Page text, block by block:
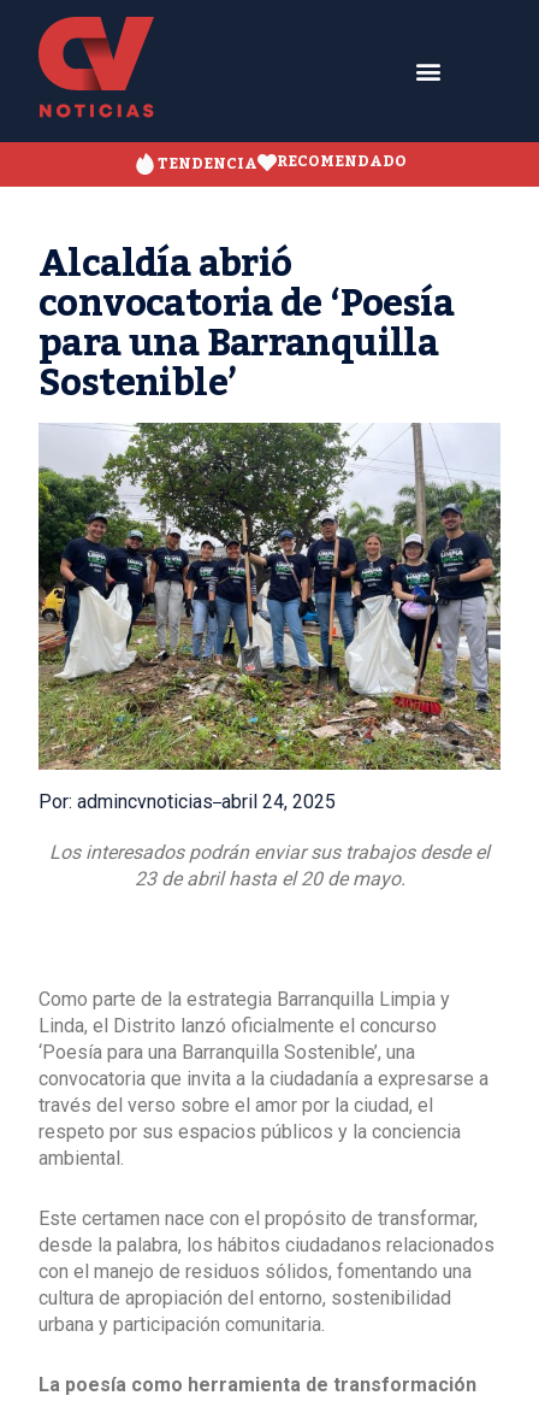
TENDENCIA RECOMENDADO
Alcaldía abrió
convocatoria de ‘Poesía
para una Barranquilla
Sostenible’
Por: admincvnoticias abril 24, 2025
Los interesados podrán enviar sus trabajos desde el
23 de abril hasta el 20 de mayo.
Como parte de la estrategia Barranquilla Limpia y
Linda, el Distrito lanzó oficialmente el concurso
‘Poesía para una Barranquilla Sostenible’, una
convocatoria que invita a la ciudadanía a expresarse a
través del verso sobre el amor por la ciudad, el
respeto por sus espacios públicos y la conciencia
ambiental.
Este certamen nace con el propósito de transformar,
desde la palabra, los hábitos ciudadanos relacionados
con el manejo de residuos sólidos, fomentando una
cultura de apropiación del entorno, sostenibilidad
urbana y participación comunitaria.
La poesía como herramienta de transformación